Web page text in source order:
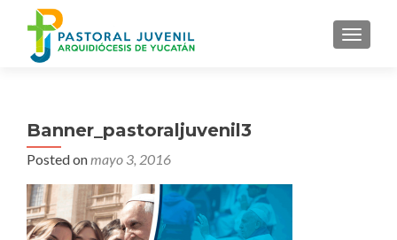
MENU
Banner_pastoraljuvenil3
Posted onmayo 3, 2016